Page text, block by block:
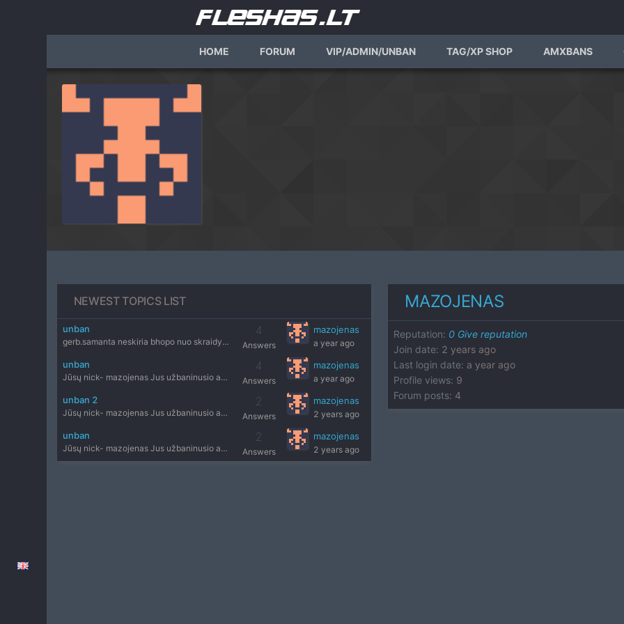
HOME FORUM VIP/ADMIN/UNBAN TAG/XP SHOP AMXBANS
NEWEST TOPICS LIST
unban
gerb.samanta neskiria bhopo nuo skraidymo
4
Answers
mazojenas
a year ago
unban
Jūsų nick- mazojenas Jus užbaninusio administratoriaus nick
4
Answers
mazojenas
a year ago
unban 2
Jūsų nick- mazojenas Jus užbaninusio administratoriaus nick
2
Answers
mazojenas
2 years ago
unban
Jūsų nick- mazojenas Jus užbaninusio administratoriaus nick
2
Answers
mazojenas
2 years ago
MAZOJENAS
Reputation: 0 Give reputation
Join date: 2 years ago
Last login date: a year ago
Profile views: 9
Forum posts: 4